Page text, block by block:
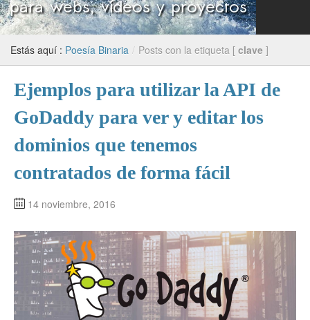
Estás aquí : Poesía Binaria / Posts con la etiqueta [ clave ]
Ejemplos para utilizar la API de
GoDaddy para ver y editar los
dominios que tenemos
contratados de forma fácil
14 noviembre, 2016